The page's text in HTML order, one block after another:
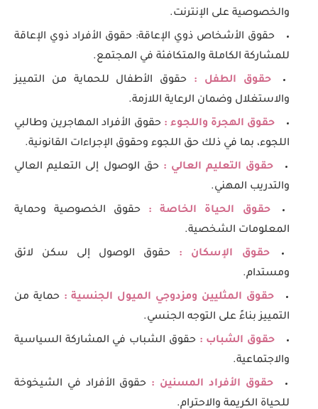
والخصوصية على الإنترنت.
حقوق الأشخاص ذوي الإعاقة: حقوق الأفراد ذوي الإعاقة
للمشاركة الكاملة والمتكافئة في المجتمع.
حقوق الطفل : حقوق الأطفال للحماية من التمييز
والاستغلال وضمان الرعاية اللازمة.
حقوق الهجرة واللجوء : حقوق الأفراد المهاجرين وطالبي
اللجوء، بما في ذلك حق اللجوء وحقوق الإجراءات القانونية.
حقوق التعليم العالي : حق الوصول إلى التعليم العالي
والتدريب المهني.
حقوق الحياة الخاصة : حقوق الخصوصية وحماية
المعلومات الشخصية.
حقوق الإسكان : حقوق الوصول إلى سكن لائق
ومستدام.
حقوق المثليين ومزدوجي الميول الجنسية : حماية من
التمييز بناءً على التوجه الجنسي.
حقوق الشباب : حقوق الشباب في المشاركة السياسية
والاجتماعية.
حقوق الأفراد المسنين : حقوق الأفراد في الشيخوخة
للحياة الكريمة والاحترام.